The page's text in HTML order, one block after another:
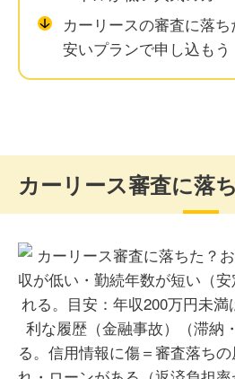
カーリースの審査に落
安いプランで申し込もう
カーリース審査に落